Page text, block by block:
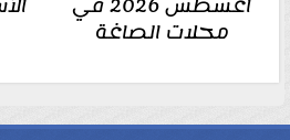
محلات الصاغة